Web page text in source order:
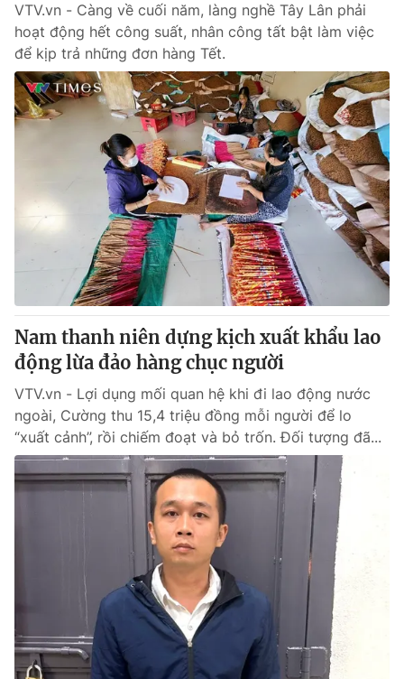
VTV.vn - Càng về cuối năm, làng nghề Tây Lân phải
hoạt động hết công suất, nhân công tất bật làm việc
để kịp trả những đơn hàng Tết.
Nam thanh niên dựng kịch xuất khẩu lao
động lừa đảo hàng chục người
VTV.vn - Lợi dụng mối quan hệ khi đi lao động nước
ngoài, Cường thu 15,4 triệu đồng mỗi người để lo
“xuất cảnh”, rồi chiếm đoạt và bỏ trốn. Đối tượng đã...